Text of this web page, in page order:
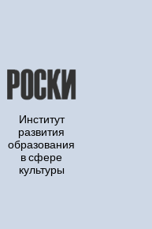
Институт
развития
образования
в сфере
культуры